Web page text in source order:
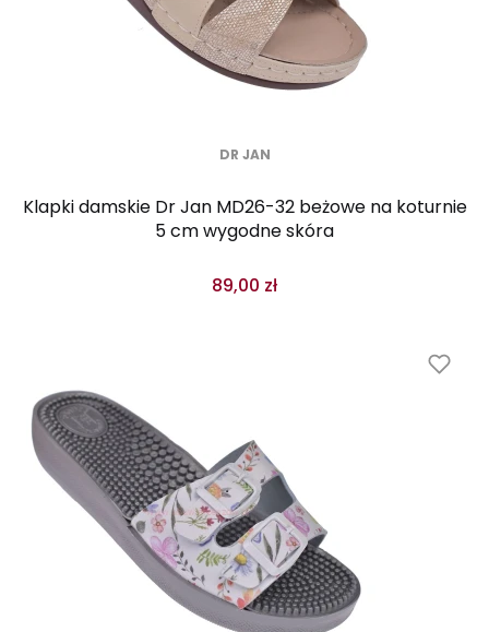
DR JAN
Klapki damskie Dr Jan MD26-32 beżowe na koturnie
5 cm wygodne skóra
89,00 zł